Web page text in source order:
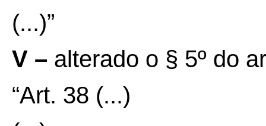
(...)”
V – alterado o § 5º do
“Art. 38 (...)